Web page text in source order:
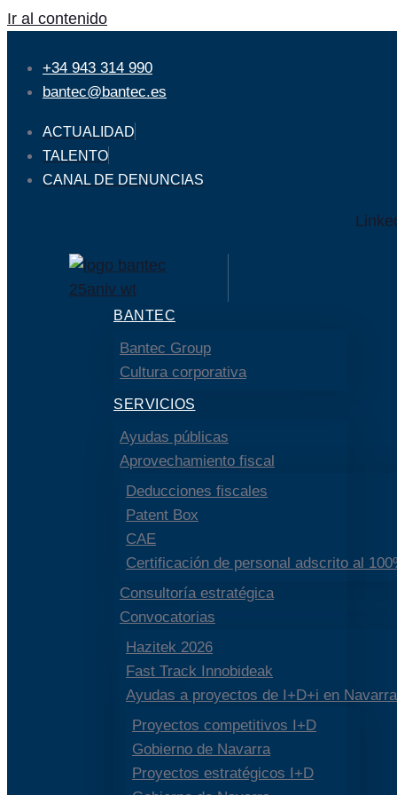
Ir al contenido
+34 943 314 990
bantec@bantec.es
ACTUALIDAD
TALENTO
CANAL DE DENUNCIAS
BANTEC
Bantec Group
Cultura corporativa
SERVICIOS
Ayudas públicas
Aprovechamiento fiscal
Deducciones fiscales
Patent Box
CAE
Certificación de personal adscrito al
Consultoría estratégica
Convocatorias
Hazitek 2026
Fast Track Innobideak
Ayudas a proyectos de I+D+i en Navarra
Proyectos competitivos I+D
Gobierno de Navarra
Proyectos estratégicos I+D